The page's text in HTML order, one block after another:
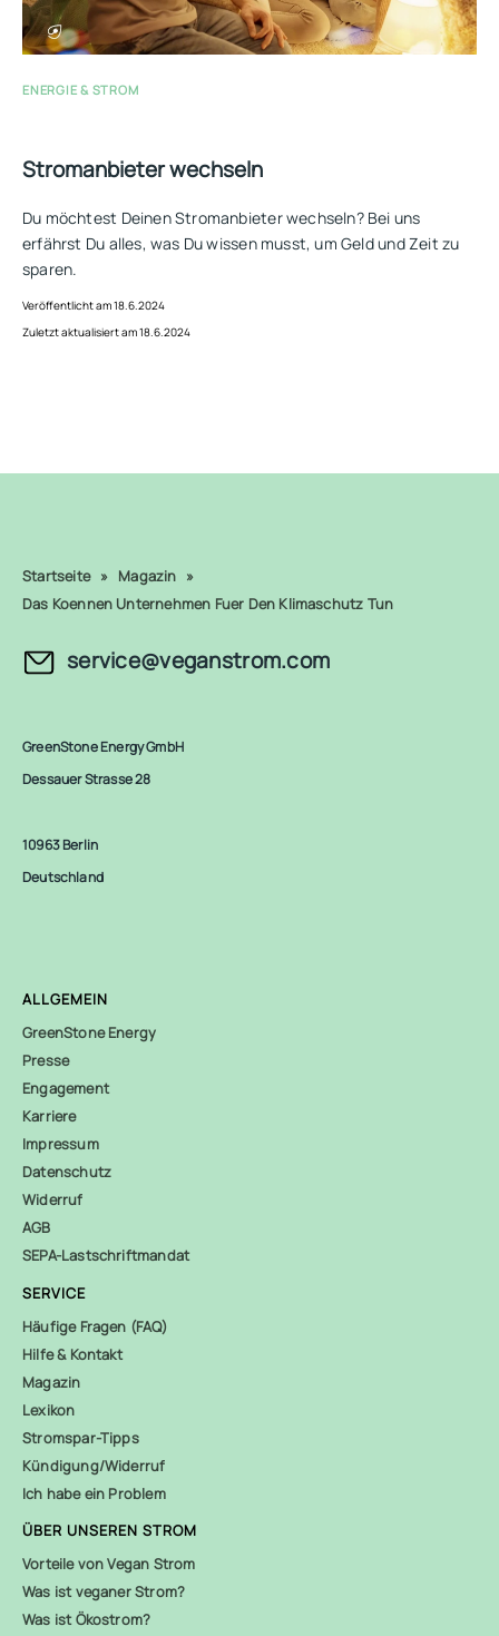
ENERGIE & STROM
Stromanbieter wechseln
Du möchtest Deinen Stromanbieter wechseln? Bei uns
erfährst Du alles, was Du wissen musst, um Geld und Zeit zu
sparen.
Veröffentlicht am 18.6.2024
Zuletzt aktualisiert am 18.6.2024
Startseite » Magazin »
Das Koennen Unternehmen Fuer Den Klimaschutz Tun
service@veganstrom.com
GreenStone Energy GmbH
Dessauer Strasse 28
10963 Berlin
Deutschland
ALLGEMEIN
GreenStone Energy
Presse
Engagement
Karriere
Impressum
Datenschutz
Widerruf
AGB
SEPA-Lastschriftmandat
SERVICE
Häufige Fragen (FAQ)
Hilfe & Kontakt
Magazin
Lexikon
Stromspar-Tipps
Kündigung/Widerruf
Ich habe ein Problem
ÜBER UNSEREN STROM
Vorteile von Vegan Strom
Was ist veganer Strom?
Was ist Ökostrom?